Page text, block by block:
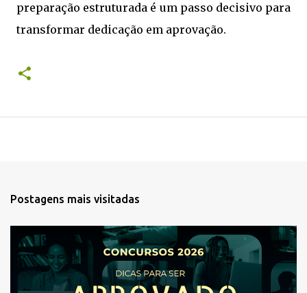
preparação estruturada é um passo decisivo para
transformar dedicação em aprovação.
Postagens mais visitadas